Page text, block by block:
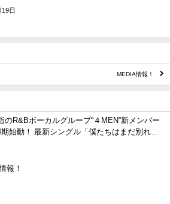
日
MEDIA情報！
のR&Bボーカルグループ“４MEN”新メンバー
始動！ 最新シングル「僕たちはまだ別れる
報！